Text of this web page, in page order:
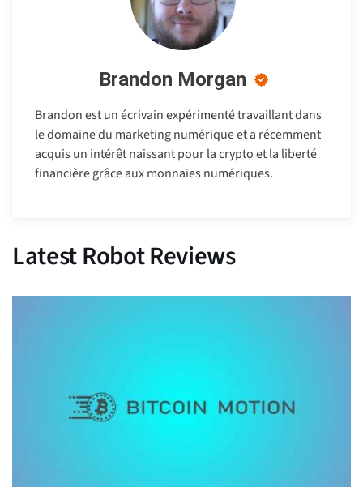
Brandon Morgan
Brandon est un écrivain expérimenté travaillant dans
le domaine du marketing numérique et a récemment
acquis un intérêt naissant pour la crypto et la liberté
financière grâce aux monnaies numériques.
Latest Robot Reviews